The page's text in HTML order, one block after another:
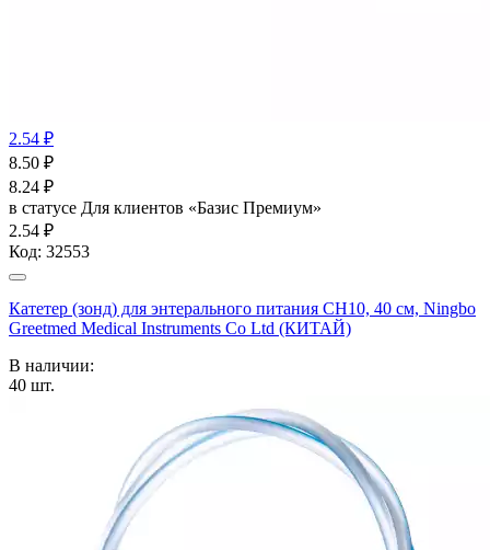
2.54 ₽
8.50 ₽
8.24 ₽
в статусе Для клиентов «Базис Премиум»
2.54 ₽
Код: 32553
Катетер (зонд) для энтерального питания СН10, 40 см, Ningbo
Greetmed Medical Instruments Co Ltd (КИТАЙ)
В наличии:
40 шт.